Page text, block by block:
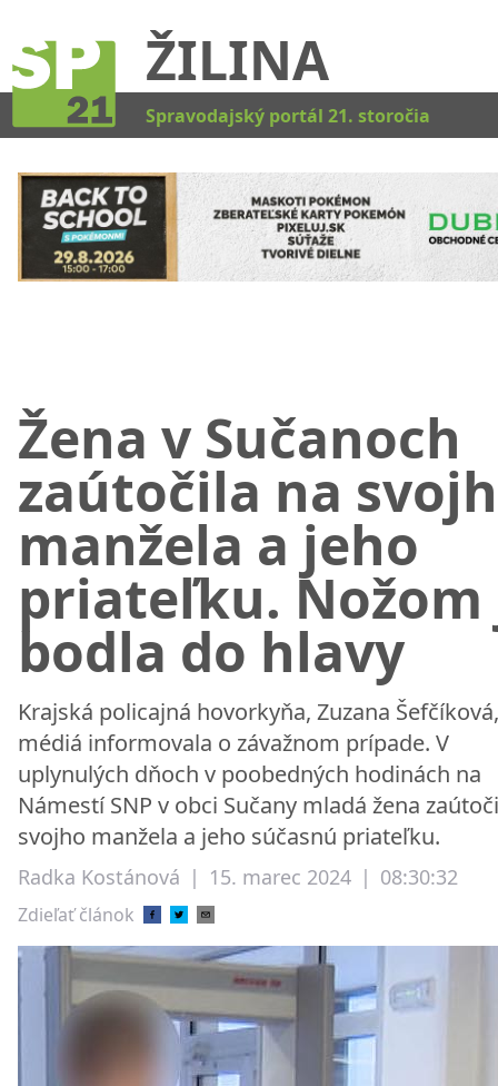
ŽILINA
Spravodajský portál 21. storočia
Žena v Sučanoch
zaútočila na
manžela a jeho
priateľku. Nožom
bodla do hlavy
Krajská policajná hovorkyňa, Zuzana Šefčíková,
médiá informovala o závažnom prípade. V
uplynulých dňoch v poobedných hodinách na
Námestí SNP v obci Sučany mladá žena
svojho manžela a jeho súčasnú priateľku.
Radka Kostánová | 15. marec 2024 | 08:30:32
Zdieľať článok